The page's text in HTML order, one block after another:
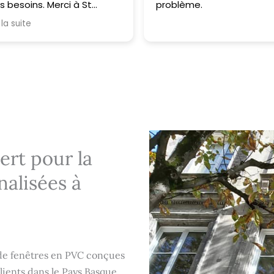
besoins. Merci à St
pour son
la suite
problème.
pour la
à
fenêtres en PVC conçues